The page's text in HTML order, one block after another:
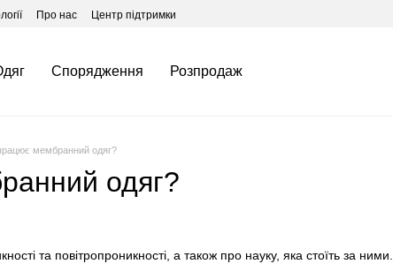
Про нас Центр підтримки
Спорядження Розпродаж
мембранний одяг?
одяг?
та повітропроникності, а також про науку, яка стоїть за ними.